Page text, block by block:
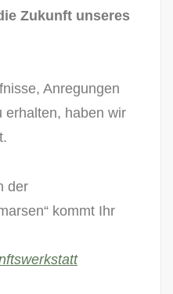
Zukunft unseres
Anregungen
erhalten, haben wir
der
kommt Ihr